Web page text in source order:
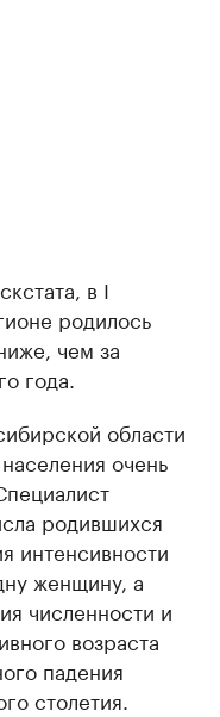
в I
родилось
чем за
года.
области
очень
родившихся
интенсивности
женщину, а
численности и
возраста
падения
столетия.